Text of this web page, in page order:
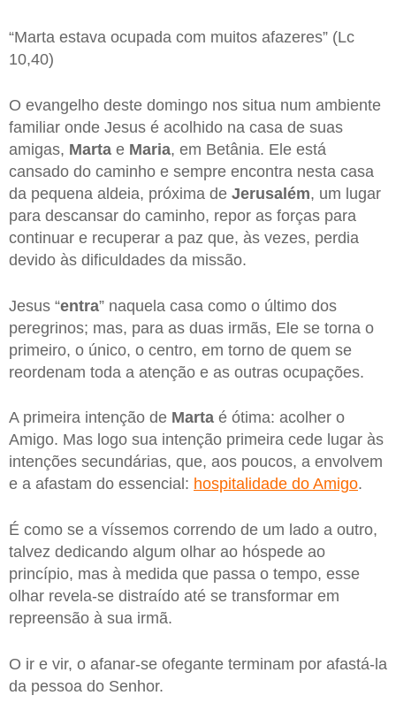
“Marta estava ocupada com muitos afazeres” (Lc
10,40)
O evangelho deste domingo nos situa num ambiente
familiar onde Jesus é acolhido na casa de suas
amigas, Marta e Maria, em Betânia. Ele está
cansado do caminho e sempre encontra nesta casa
da pequena aldeia, próxima de Jerusalém, um lugar
para descansar do caminho, repor as forças para
continuar e recuperar a paz que, às vezes, perdia
devido às dificuldades da missão.
Jesus “entra” naquela casa como o último dos
peregrinos; mas, para as duas irmãs, Ele se torna o
primeiro, o único, o centro, em torno de quem se
reordenam toda a atenção e as outras ocupações.
A primeira intenção de Marta é ótima: acolher o
Amigo. Mas logo sua intenção primeira cede lugar às
intenções secundárias, que, aos poucos, a envolvem
e a afastam do essencial: hospitalidade do Amigo.
É como se a víssemos correndo de um lado a outro,
talvez dedicando algum olhar ao hóspede ao
princípio, mas à medida que passa o tempo, esse
olhar revela-se distraído até se transformar em
repreensão à sua irmã.
O ir e vir, o afanar-se ofegante terminam por afastá-la
da pessoa do Senhor.